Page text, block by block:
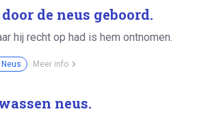
de neus geboord.
hij recht op had is hem ontnomen.
Neus Meer info
neus.